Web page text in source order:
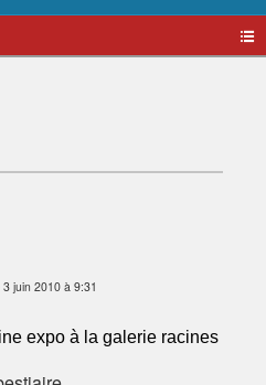
3 juin 2010 à 9:31
expo à la galerie racines